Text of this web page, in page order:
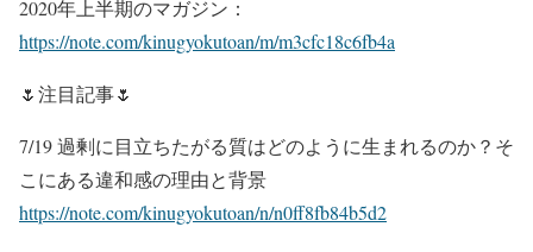
2020年上半期のマガジン：
https://note.com/kinugyokutoan/m/m3cfc18c6fb4a
🌷注目記事🌷
7/19 過剰に目立ちたがる質はどのように生まれるのか？そ
こにある違和感の理由と背景
https://note.com/kinugyokutoan/n/n0ff8fb84b5d2